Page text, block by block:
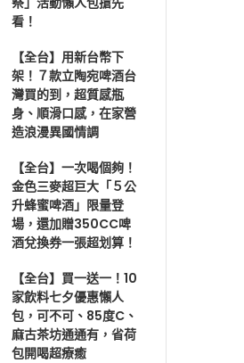
看！
【全台】用新台幣下
架！７款立陶宛啤酒台
灣買的到，超質感瓶
身、順滑口感，在家營
造浪漫異國情調
【全台】一次喝個夠！
金色三麥超巨大「５公
升蜂蜜啤酒」限量登
場，還加贈350CC啤
酒兌換券一張超划算！
【全台】買一送一！10
家飲料七夕優惠懶人
包，可不可、85度C、
麻古茶坊通通有，省荷
包開喝超療癒